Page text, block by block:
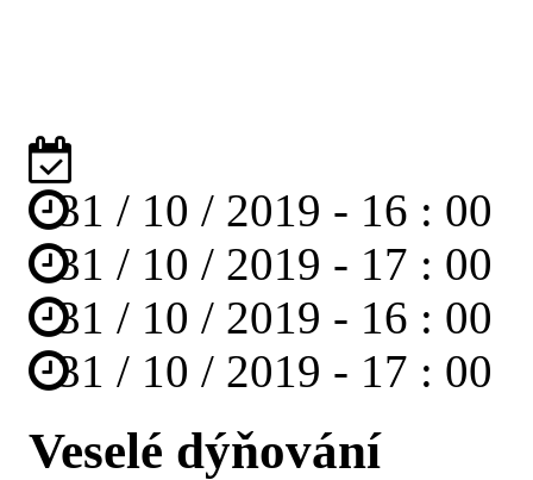
31 / 10 / 2019 - 16 : 00
31 / 10 / 2019 - 17 : 00
31 / 10 / 2019 - 16 : 00
31 / 10 / 2019 - 17 : 00
Veselé dýňování